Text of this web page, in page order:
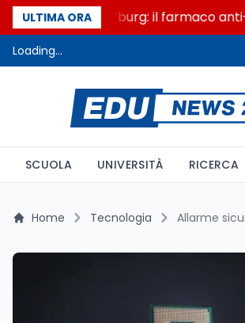
ULTIMA ORA
Un secolo di Warburg: il farmaco
Loading...
SCUOLA UNIVERSITÀ RICERCA
Home Tecnologia